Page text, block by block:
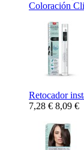
Coloración
Retocador
7,28 € 8,09 €